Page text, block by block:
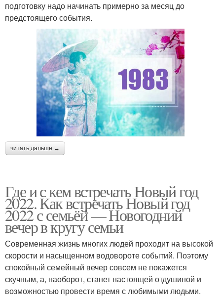
подготовку надо начинать примерно за месяц до
предстоящего события.
читать дальше →
Где и с кем встречать Новый год
2022. Как встречать Новый год
2022 с семьёй — Новогодний
вечер в кругу семьи
Современная жизнь многих людей проходит на высокой
скорости и насыщенном водовороте событий. Поэтому
спокойный семейный вечер совсем не покажется
скучным, а, наоборот, станет настоящей отдушиной и
возможностью провести время с любимыми людьми.